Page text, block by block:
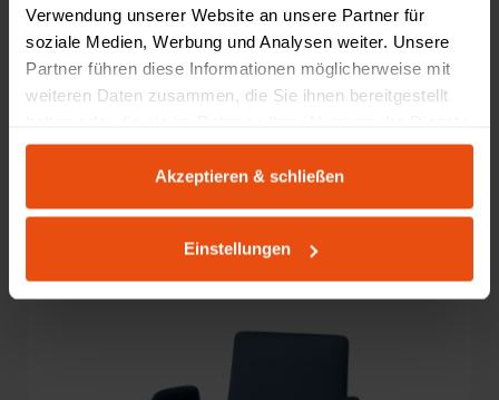
Verwendung unserer Website an unsere Partner für
soziale Medien, Werbung und Analysen weiter. Unsere
Partner führen diese Informationen möglicherweise mit
weiteren Daten zusammen, die Sie ihnen bereitgestellt
gesammelt haben.
Akzeptieren & schließen
Einstellungen
Milà
+2 Konfigurator